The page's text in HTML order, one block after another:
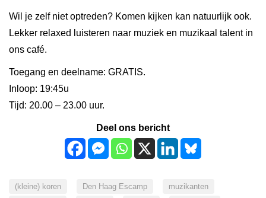
Wil je zelf niet optreden? Komen kijken kan natuurlijk ook.
Lekker relaxed luisteren naar muziek en muzikaal talent in
ons café.
Toegang en deelname: GRATIS.
Inloop: 19:45u
Tijd: 20.00 – 23.00 uur.
Deel ons bericht
(kleine) koren Den Haag Escamp
muzikanten